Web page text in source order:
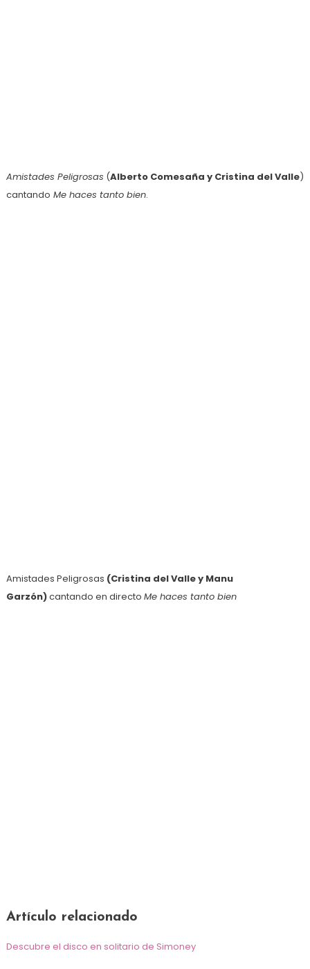
Amistades Peligrosas (Alberto Comesaña y Cristina del Valle)
cantando Me haces tanto bien.
Amistades Peligrosas (Cristina del Valle y Manu
Garzón)cantando en directo Me haces tanto bien
Artículo relacionado
Descubre el disco en solitario de Simoney